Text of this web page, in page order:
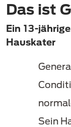
Das ist
Ein 13-
Hauskater
Sein